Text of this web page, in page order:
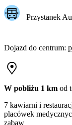
Przystanek
Dojazd do centrum:
W pobliżu 1 km od
7 kawiarni i
placówek
zabaw